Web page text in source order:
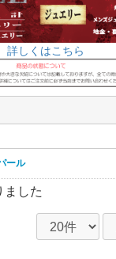
詳しくはこちら
ール
ました